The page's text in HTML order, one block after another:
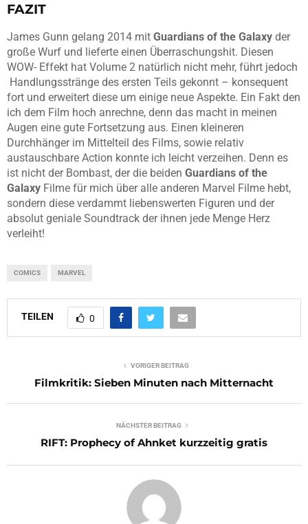
FAZIT
James Gunn gelang 2014 mit Guardians of the Galaxy der
große Wurf und lieferte einen Überraschungshit. Diesen
WOW- Effekt hat Volume 2 natürlich nicht mehr, führt jedoch
Handlungsstränge des ersten Teils gekonnt – konsequent
fort und erweitert diese um einige neue Aspekte. Ein Fakt den
ich dem Film hoch anrechne, denn das macht in meinen
Augen eine gute Fortsetzung aus. Einen kleineren
Durchhänger im Mittelteil des Films, sowie relativ
austauschbare Action konnte ich leicht verzeihen. Denn es
ist nicht der Bombast, der die beiden Guardians of the
Galaxy Filme für mich über alle anderen Marvel Filme hebt,
sondern diese verdammt liebenswerten Figuren und der
absolut geniale Soundtrack der ihnen jede Menge Herz
verleiht!
COMICS MARVEL
TEILEN 0
VORIGER BEITRAG
Filmkritik: Sieben Minuten nach Mitternacht
NÄCHSTER BEITRAG
RIFT: Prophecy of Ahnket kurzzeitig gratis